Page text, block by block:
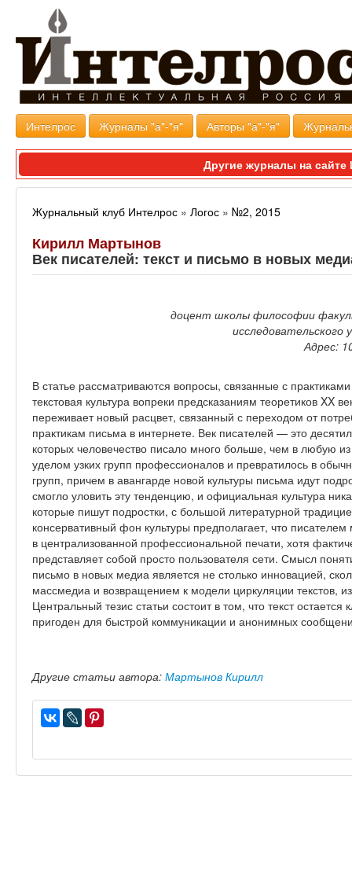
Интелрос Журналы "а"-"я" Авторы "а"-"я"
Другие журналы на
Журнальный клуб Интелрос » Логос » №2, 2015
Кирилл Мартынов
Век писателей: текст и письмо в новых
доцент школы философии
Адрес:
В статье рассматриваются вопросы, связанные с
текстовая культура вопреки предсказаниям теоретиков XX
переживает новый расцвет, связанный с переходом от
практикам письма в интернете. Век писателей — это
которых человечество писало много больше, чем в любую
уделом узких групп профессионалов и превратилось в
групп, причем в авангарде новой культуры письма идут
смогло уловить эту тенденцию, и официальная культура
которые пишут подростки, с большой литературной
консервативный фон культуры предполагает, что
в централизованной профессиональной печати, хотя
представляет собой просто пользователя сети. Смысл
письмо в новых медиа является не столько инновацией,
массмедиа и возвращением к модели циркуляции текстов,
Центральный тезис статьи состоит в том, что текст
пригоден для быстрой коммуникации и анонимных
Другие статьи автора: Мартынов Кирилл